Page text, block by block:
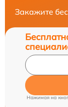
Закажите
Нажимая на